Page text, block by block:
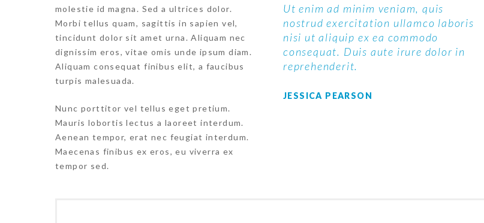
molestie id magna. Sed a ultrices dolor.
Morbi tellus quam, sagittis in sapien vel,
tincidunt dolor sit amet urna. Aliquam nec
dignissim eros, vitae omis unde ipsum diam.
Aliquam consequat finibus elit, a faucibus
turpis malesuada.
Nunc porttitor vel tellus eget pretium.
Mauris lobortis lectus a laoreet interdum.
Aenean tempor, erat nec feugiat interdum.
Maecenas finibus ex eros, eu viverra ex
tempor sed.
Ut enim ad minim veniam, quis
nostrud exercitation ullamco laboris
nisi ut aliquip ex ea commodo
consequat. Duis aute irure dolor in
reprehenderit.
JESSICA PEARSON